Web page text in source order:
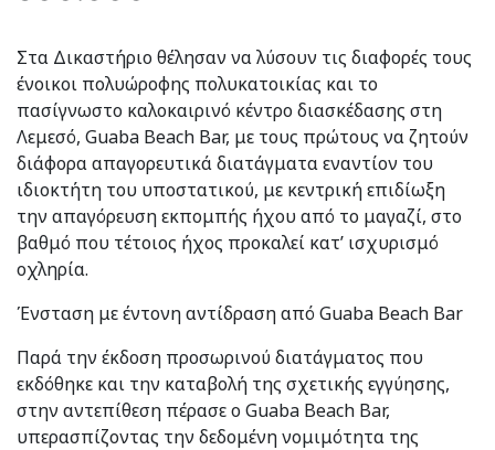
Στα Δικαστήριο θέλησαν να λύσουν τις διαφορές τους
ένοικοι πολυώροφης πολυκατοικίας και το
πασίγνωστο καλοκαιρινό κέντρο διασκέδασης στη
Λεμεσό, Guaba Beach Bar, με τους πρώτους να ζητούν
διάφορα απαγορευτικά διατάγματα εναντίον του
ιδιοκτήτη του υποστατικού, με κεντρική επιδίωξη
την απαγόρευση εκπομπής ήχου από το μαγαζί, στο
βαθμό που τέτοιος ήχος προκαλεί κατ’ ισχυρισμό
οχληρία.
Ένσταση με έντονη αντίδραση από Guaba Beach Bar
Παρά την έκδοση προσωρινού διατάγματος που
εκδόθηκε και την καταβολή της σχετικής εγγύησης,
στην αντεπίθεση πέρασε ο Guaba Beach Bar,
υπερασπίζοντας την δεδομένη νομιμότητα της